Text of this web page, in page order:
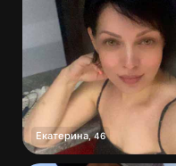
Екатерина,46